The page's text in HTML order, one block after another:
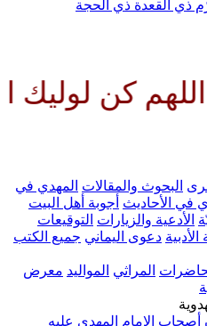
ذي القعدة ذي الحجة
كن لوليك
البحوث والمقالات المهدي في
في الأحاديث أجوبة أهل البيت
الأدعية والزيارات التوقيعات
الأدبية دعوى اليماني جميع الكتب
المراثي المواليد معرض
أصحاب الإمام المهدي عليه